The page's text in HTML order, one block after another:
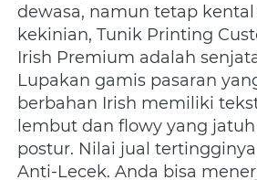
dewasa, namun tetap
kekinian, Tunik Printing
Irish Premium adalah
Lupakan gamis pasaran
berbahan Irish memiliki
lembut dan flowy yang
postur. Nilai jual
Anti-Lecek. Anda bisa